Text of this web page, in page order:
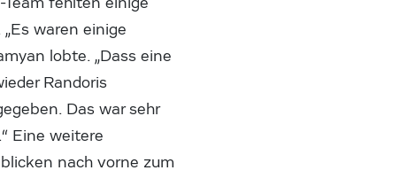
waren einige
lobte. „Dass eine
Randoris
Das war sehr
Eine weitere
nach vorne zum